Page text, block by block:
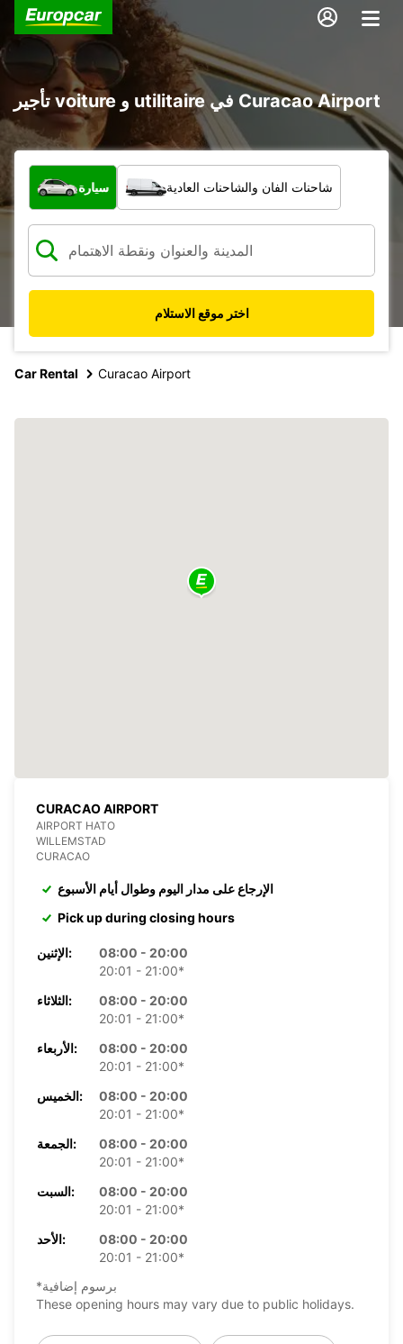
تأجير voiture و utilitaire في Curacao Airport
ما نوع المركبة؟
سيارة شاحنات الفان والشاحنات العادية
اختر موقع الاستلام
Car Rental Curacao Airport
CURACAO AIRPORT
AIRPORT HATO
WILLEMSTAD
CURACAO
الإرجاع على مدار اليوم وطوال أيام الأسبوع
Pick up during closing hours
الإثنين:
08:00 - 20:00
20:01 - 21:00*
الثلاثاء:
08:00 - 20:00
20:01 - 21:00*
الأربعاء:
08:00 - 20:00
20:01 - 21:00*
الخميس:
08:00 - 20:00
20:01 - 21:00*
الجمعة:
08:00 - 20:00
20:01 - 21:00*
السبت:
08:00 - 20:00
20:01 - 21:00*
الأحد:
08:00 - 20:00
20:01 - 21:00*
*برسوم إضافية
These opening hours may vary due to public holidays.